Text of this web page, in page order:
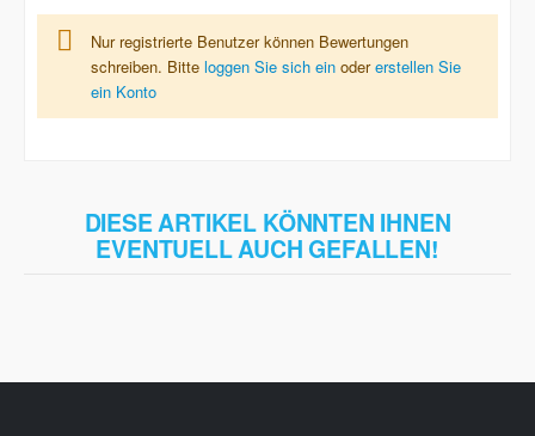
Nur registrierte Benutzer können Bewertungen
schreiben. Bitte loggen Sie sich ein odererstellen Sie
ein Konto
DIESE ARTIKEL KÖNNTEN IHNEN
EVENTUELL AUCH GEFALLEN!